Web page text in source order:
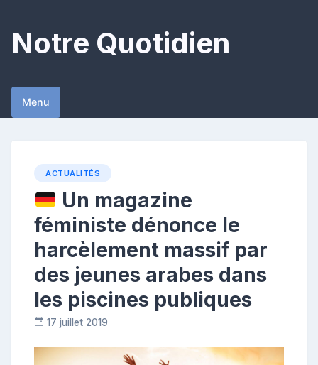
content
Notre Quotidien
Menu
ACTUALITÉS
Un magazine
féministe dénonce le
harcèlement massif par
des jeunes arabes dans
les piscines publiques
17 juillet 2019